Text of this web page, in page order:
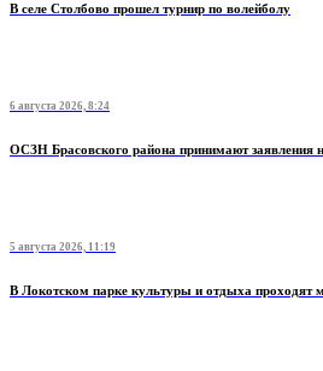
В селе Столбово прошел турнир по волейболу
6 августа 2026, 8:24
ОСЗН Брасовского района принимают заявления
5 августа 2026, 11:19
В Локотском парке культуры и отдыха проходят